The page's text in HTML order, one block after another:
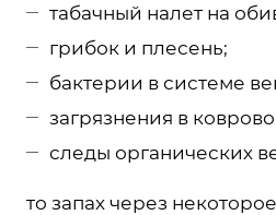
табачный налет на
грибок и плесень;
бактерии в системе
загрязнения в
следы органических
то запах через